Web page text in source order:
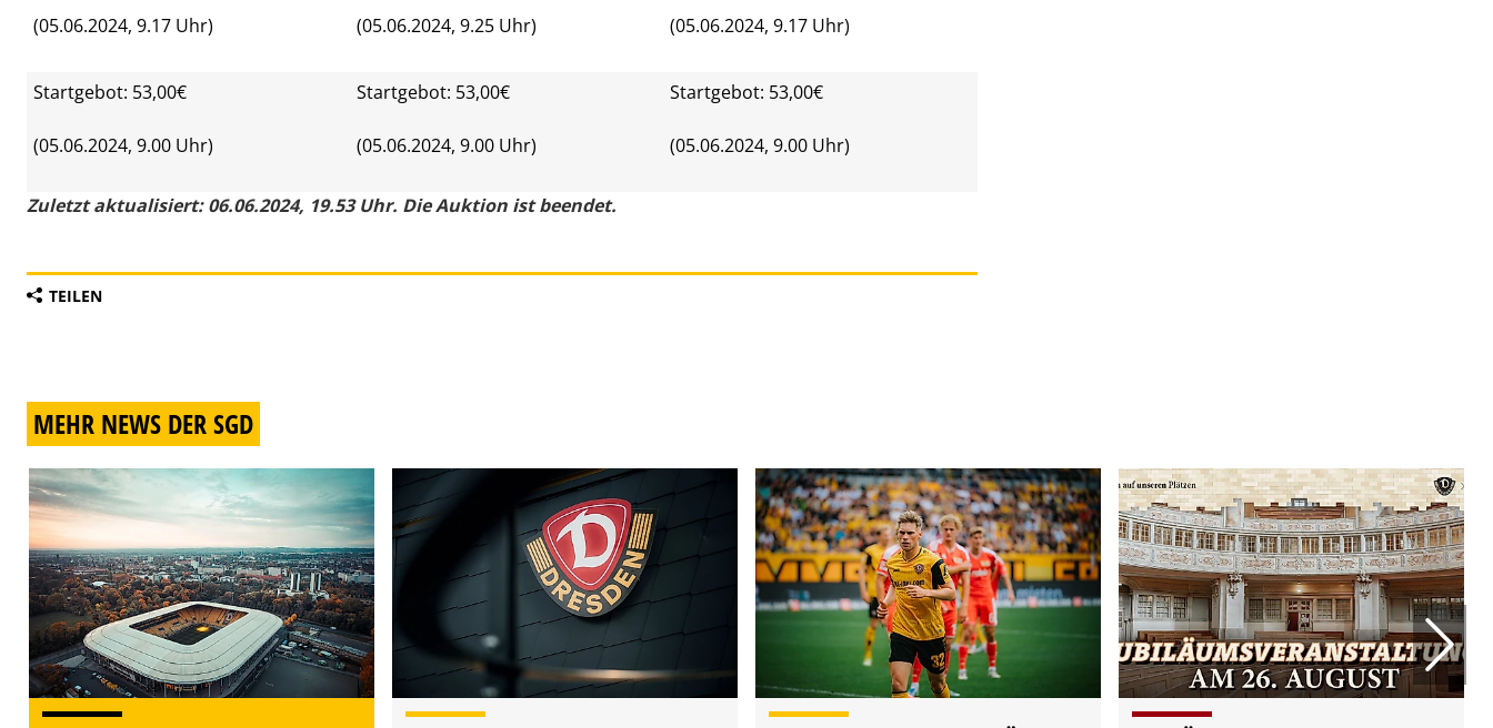
(05.06.2024, 9.17 Uhr) (05.06.2024, 9.25 Uhr) (05.06.2024, 9.17 Uhr)
Startgebot: 53,00€
(05.06.2024, 9.00 Uhr)
Startgebot: 53,00€
(05.06.2024, 9.00 Uhr)
Startgebot: 53,00€
(05.06.2024, 9.00 Uhr)
Zuletzt aktualisiert: 06.06.2024, 19.53 Uhr. Die Auktion ist beendet.
TEILEN
MEHR NEWS DER SGD